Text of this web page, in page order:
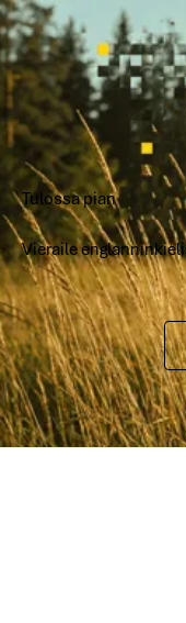
Tulossa pian
Vieraile